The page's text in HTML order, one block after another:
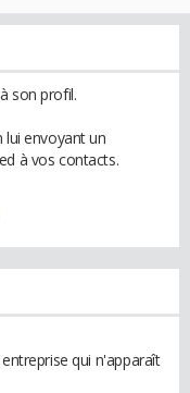
son profil.
lui envoyant un
à vos contacts.
qui n'apparaît